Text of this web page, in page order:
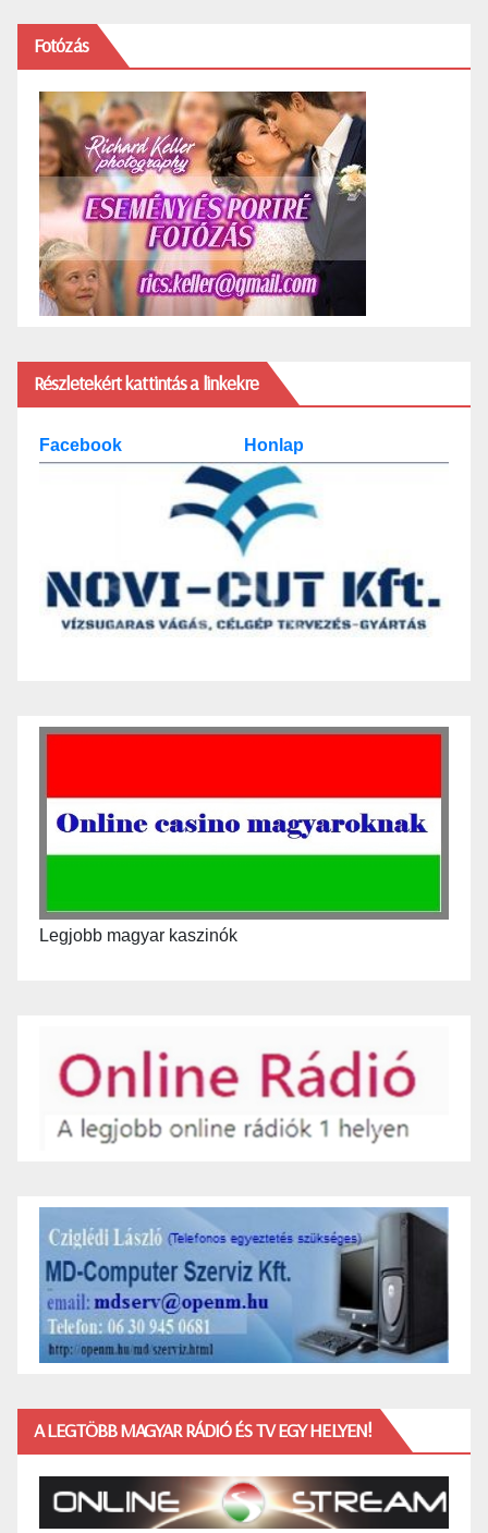
Fotózás
Részletekért kattintás a linkekre
Facebook Honlap
Legjobb magyar kaszinók
A LEGTÖBB MAGYAR RÁDIÓ ÉS TV EGY HELYEN!